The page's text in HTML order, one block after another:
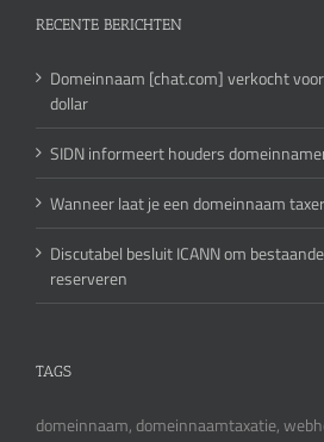
RECENTE BERICHTEN
Domeinnaam [chat.com] verkocht
dollar
SIDN informeert houders
Wanneer laat je een domeinnaam
Discutabel besluit ICANN om
reserveren
TAGS
domeinnaam, domeinnaamtaxatie,